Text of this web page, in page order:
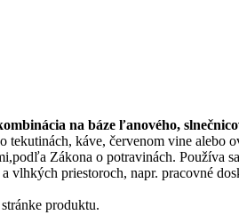
na báze ľanového,
káve, červenom vine
Zákona o potravinách. Používa
vlhkých priestoroch, napr. pracovné
produktu.